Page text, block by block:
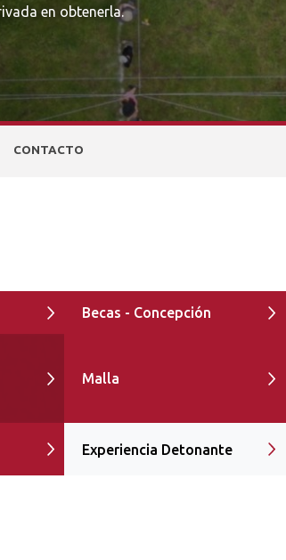
en obtenerla.
CONTACTO
Becas - Concepción
Malla
Experiencia Detonante